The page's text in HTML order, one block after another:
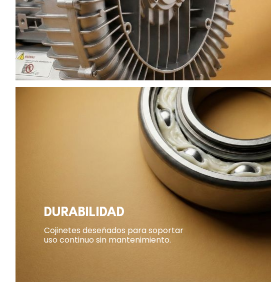
DURABILIDAD
Cojinetes deseñados para soportar
uso continuo sin mantenimiento.